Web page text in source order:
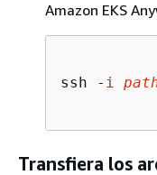
Amazon EKS
ssh - i
Transfiera los